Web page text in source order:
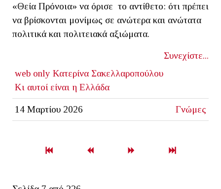
«Θεία Πρόνοια» να όρισε το αντίθετο: ότι πρέπει
να βρίσκονται μονίμως σε ανώτερα και ανώτατα
πολιτικά και πολιτειακά αξιώματα.
Συνεχίστε...
web only Κατερίνα Σακελλαροπούλου
Κι αυτοί είναι η Ελλάδα
14 Μαρτίου 2026 Γνώμες